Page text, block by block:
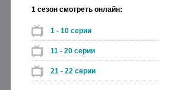
1 сезон смотреть онлайн:
1 - 10 серии
11 - 20 серии
21 - 22 серии